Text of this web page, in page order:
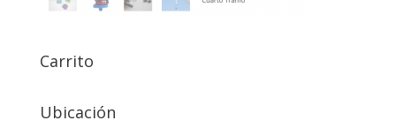
Carrito
Ubicación